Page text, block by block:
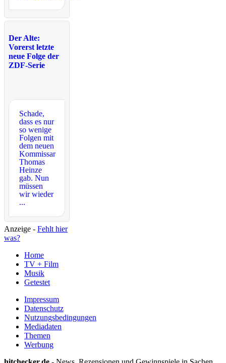
Der Alte:
Vorerst letzte
neue Folge der
ZDF-Serie
Schade,
dass es nur
so wenige
Folgen mit
dem neuen
Kommissar
Thomas
Heinze
gab. Nun
müssen
wir wieder
...
Anzeige - Fehlt hier
was?
Home
TV + Film
Musik
Getestet
Impressum
Datenschutz
Nutzungsbedingungen
Mediadaten
Themen
Werbung